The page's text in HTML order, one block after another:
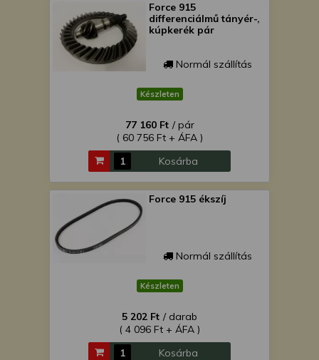
Force 915
differenciálmű tányér-,
kúpkerék pár
Normál szállítás
Készleten
77 160 Ft / pár
( 60 756 Ft + ÁFA )
Kosárba
Force 915 ékszíj
Normál szállítás
Készleten
5 202 Ft / darab
( 4 096 Ft + ÁFA )
Kosárba